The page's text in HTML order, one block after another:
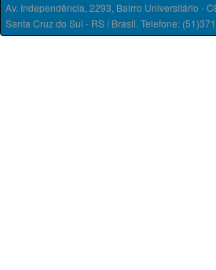
Av. Independência, 2293, Bairro Universitário -
Santa Cruz do Sul - RS / Brasil. Telefone: